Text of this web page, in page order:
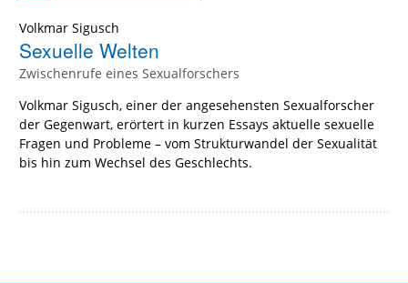
Volkmar Sigusch
Sexuelle Welten
Zwischenrufe eines Sexualforschers
Volkmar Sigusch, einer der angesehensten Sexualforscher
der Gegenwart, erörtert in kurzen Essays aktuelle sexuelle
Fragen und Probleme – vom Strukturwandel der Sexualität
bis hin zum Wechsel des Geschlechts.